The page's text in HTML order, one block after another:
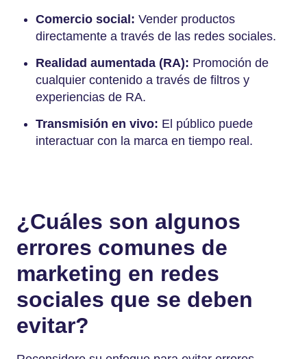
Comercio social: Vender productos
directamente a través de las redes sociales.
Realidad aumentada (RA): Promoción de
cualquier contenido a través de filtros y
experiencias de RA.
Transmisión en vivo: El público puede
interactuar con la marca en tiempo real.
¿Cuáles son algunos
errores comunes de
marketing en redes
sociales que se deben
evitar?